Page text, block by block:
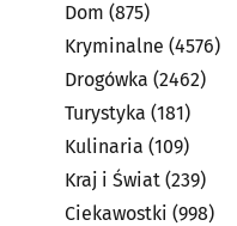
Dom (875)
Kryminalne (4576)
Drogówka (2462)
Turystyka (181)
Kulinaria (109)
Kraj i Świat (239)
Ciekawostki (998)